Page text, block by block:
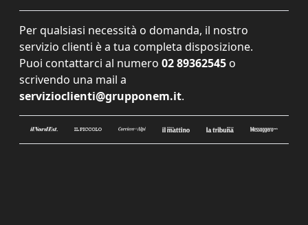
Per qualsiasi necessità o domanda, il nostro
servizio clienti è a tua completa disposizione.
Puoi contattarci al numero 02 89362545 o
scrivendo una mail a
servizioclienti@grupponem.it.